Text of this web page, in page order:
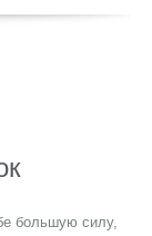
большую силу,